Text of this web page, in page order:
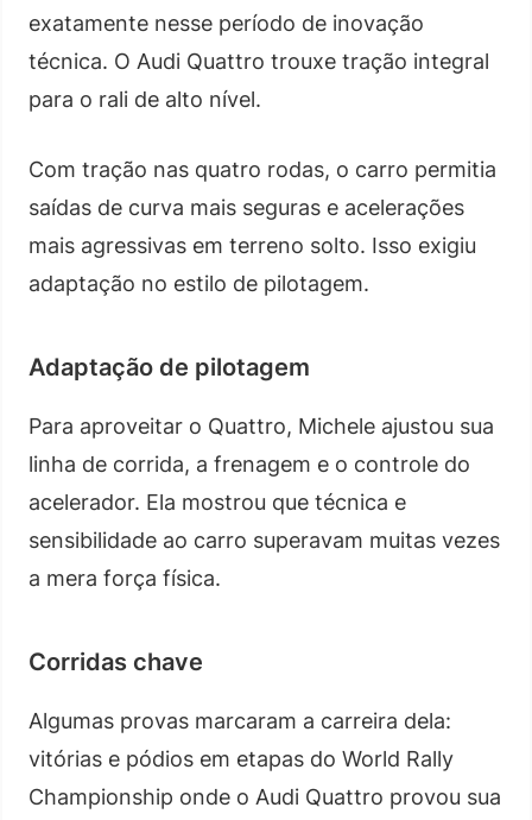
exatamente nesse período de inovação
técnica. O Audi Quattro trouxe tração integral
para o rali de alto nível.
Com tração nas quatro rodas, o carro permitia
saídas de curva mais seguras e acelerações
mais agressivas em terreno solto. Isso exigiu
adaptação no estilo de pilotagem.
Adaptação de pilotagem
Para aproveitar o Quattro, Michele ajustou sua
linha de corrida, a frenagem e o controle do
acelerador. Ela mostrou que técnica e
sensibilidade ao carro superavam muitas vezes
a mera força física.
Corridas chave
Algumas provas marcaram a carreira dela:
vitórias e pódios em etapas do World Rally
Championship onde o Audi Quattro provou sua